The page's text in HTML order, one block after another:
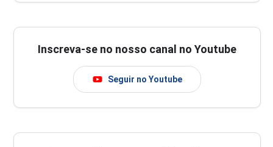
Inscreva-se no nosso canal no Youtube
Seguir no Youtube